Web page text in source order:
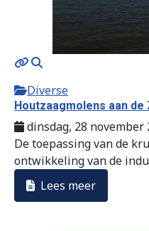
Diverse
Houtzaagmolens aan de
dinsdag, 28 november
De toepassing van de
ontwikkeling van de
Lees meer